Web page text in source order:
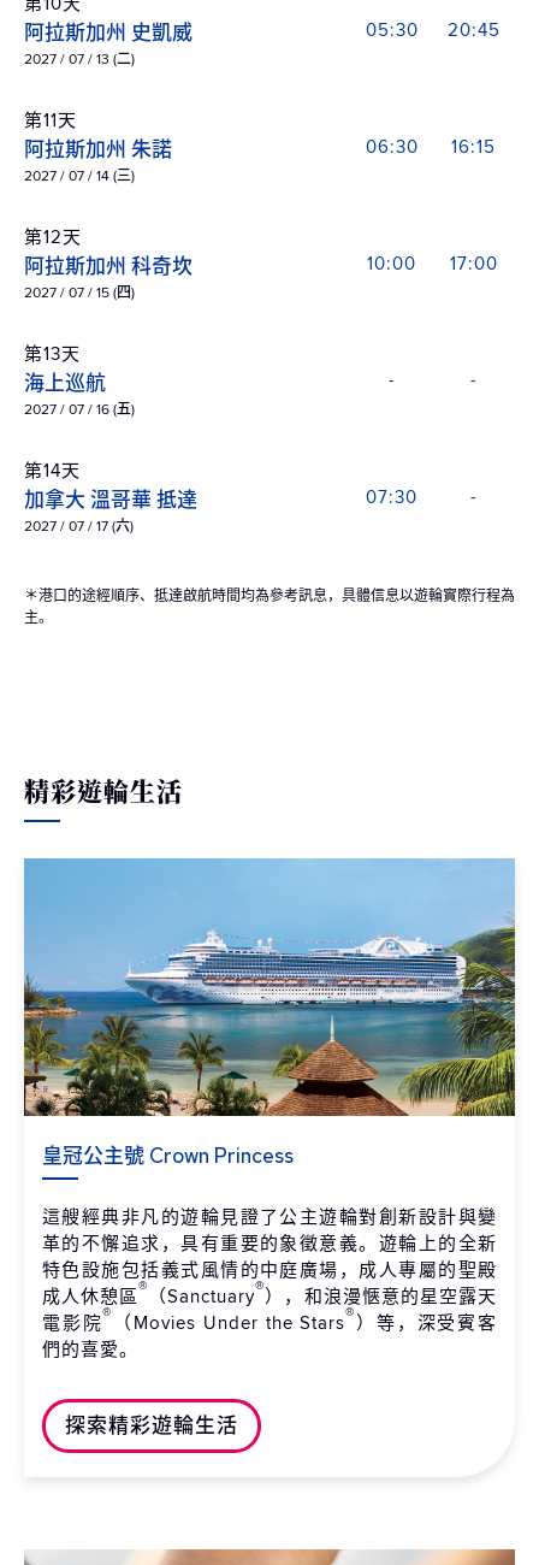
阿拉斯加州 史凱威
2027 / 07 / 13 (二)
05:30 20:45
第11天
阿拉斯加州 朱諾
2027 / 07 / 14 (三)
06:30 16:15
第12天
阿拉斯加州 科奇坎
2027 / 07 / 15 (四)
10:00 17:00
第13天
海上巡航
2027 / 07 / 16 (五)
- -
第14天
加拿大 溫哥華 抵達
2027 / 07 / 17 (六)
07:30 -
＊港口的途經順序、抵達啟航時間均為參考訊息，具體信息以遊輪實際行程為
主。
精彩遊輪生活
皇冠公主號 Crown Princess
這艘經典非凡的遊輪見證了公主遊輪對創新設計與變
革的不懈追求，具有重要的象徵意義。遊輪上的全新
特色設施包括義式風情的中庭廣場，成人專屬的聖殿
成人休憩區® （Sanctuary®），和浪漫愜意的星空露天
電影院® （Movies Under the Stars®）等，深受賓客
們的喜愛。
探索精彩遊輪生活